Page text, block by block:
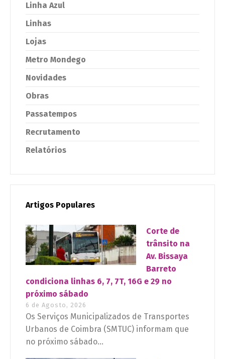
Linha Azul
Linhas
Lojas
Metro Mondego
Novidades
Obras
Passatempos
Recrutamento
Relatórios
Artigos Populares
Corte de
trânsito na
Av. Bissaya
Barreto
condiciona linhas 6, 7, 7T, 16G e 29 no
próximo sábado
6 de Agosto, 2026
Os Serviços Municipalizados de Transportes
Urbanos de Coimbra (SMTUC) informam que
no próximo sábado...